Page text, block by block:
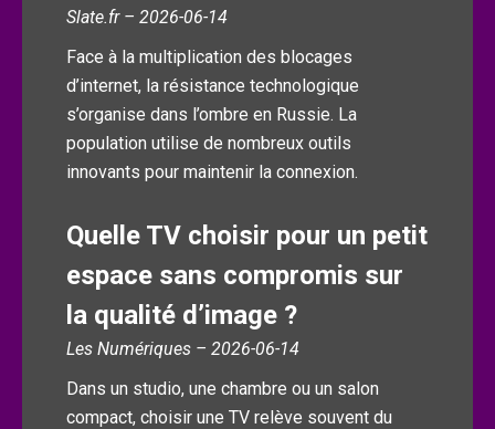
Slate.fr – 2026-06-14
Face à la multiplication des blocages
d’internet, la résistance technologique
s’organise dans l’ombre en Russie. La
population utilise de nombreux outils
innovants pour maintenir la connexion.
Quelle TV choisir pour un petit
espace sans compromis sur
la qualité d’image ?
Les Numériques – 2026-06-14
Dans un studio, une chambre ou un salon
compact, choisir une TV relève souvent du